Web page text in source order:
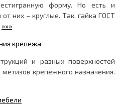
форму. Но есть и
них – круглые. Так, гайка ГОСТ
»»»
крепежа
и разных поверхностей
крепежного назначения.